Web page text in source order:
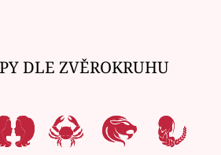
DLE ZVĚROKRUHU